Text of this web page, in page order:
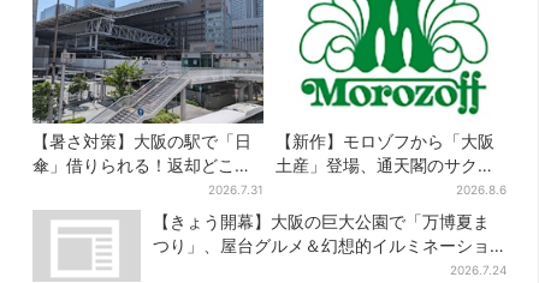
【暑さ対策】大阪の駅で「日
傘」借りられる！返却どこで
もOK、熱中症対策にシェアサ
ービス拡大
2026.7.31
【新作】モロゾフから「大阪
土産」登場、通天閣のサクサ
クスイーツ 6カ所で順次発売
2026.8.6
【きょう開幕】大阪の巨大公園で「万博夏ま
つり」、屋台グルメ＆幻想的イルミネーショ
2026.7.24